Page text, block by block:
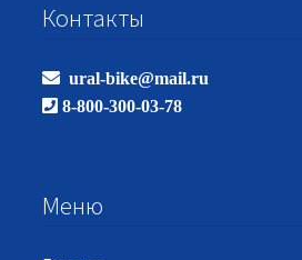
Контакты
ural-bike@mail.ru
8-800-300-03-78
Меню